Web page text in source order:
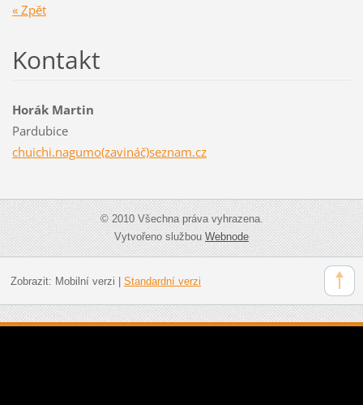
« Zpět
Kontakt
Horák Martin
Pardubice
chuichi.nagumo(zavináč)seznam.cz
© 2010 Všechna práva vyhrazena.
Vytvořeno službouWebnode
Zobrazit: Mobilní verzi Standardní verzi